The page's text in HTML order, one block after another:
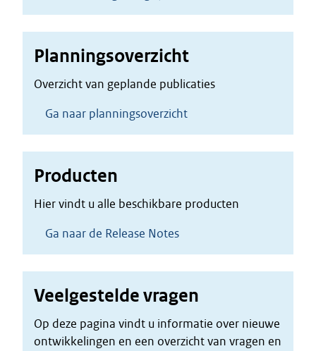
Planningsoverzicht
Overzicht van geplande publicaties
Ga naar planningsoverzicht
Producten
Hier vindt u alle beschikbare producten
Ga naar de Release Notes
Veelgestelde vragen
Op deze pagina vindt u informatie over nieuwe
ontwikkelingen en een overzicht van vragen en